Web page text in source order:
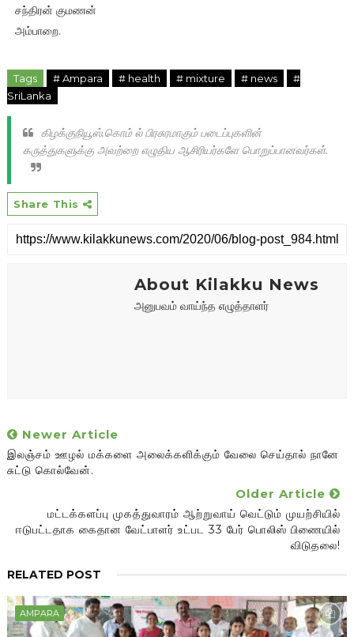
சந்திரன் குமணன்
அம்பாறை.
Tags # Ampara # health # mixture # news
#
SriLanka
கிழக்குநியூஸ்.கொம் ல் பிரசுரமாகும் படைப்புகளின்
கருத்துகளுக்கு அவற்றை எழுதிய ஆசிரியர்களே பொறுப்பானவர்கள்.
Share This
About Kilakku News
அனுபவம் வாய்ந்த எழுத்தாளர்
Newer Article
இலஞ்சம் ஊழல் மக்களை அலைக்களிக்கும் வேலை செய்தால் நானே
சுட்டு கொல்வேன்.
Older Article
மட்டக்களப்பு முகத்துவாரம் ஆற்றுவாய் வெட்டும் முயற்சியில்
ஈடுபட்டதாக கைதான வேட்பாளர் உட்பட 33 பேர் பொலிஸ் பிணையில்
விடுதலை!
RELATED POST
AMPARA